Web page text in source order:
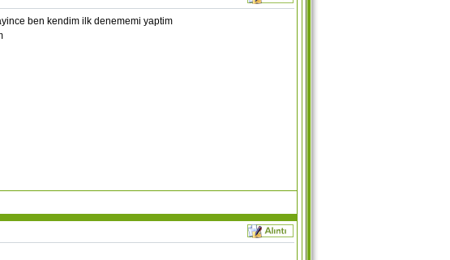
ben kendim ilk denememi yaptim